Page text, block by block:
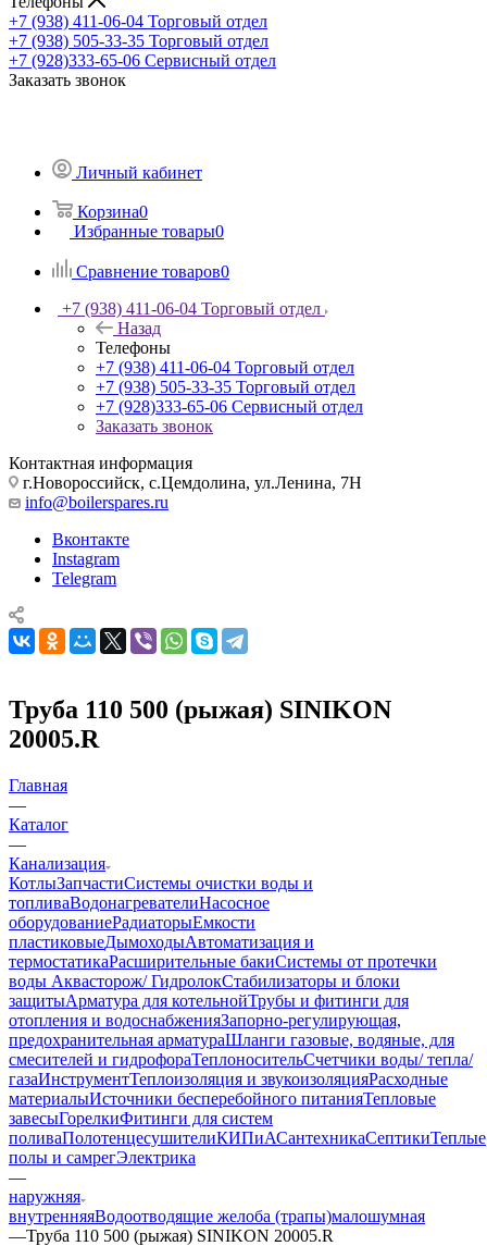
+7 (938) 411-06-04 Торговый отдел
+7 (938) 505-33-35 Торговый отдел
+7 (928)333-65-06 Сервисный отдел
Заказать звонок
Личный кабинет
Корзина0
Избранные товары0
Сравнение товаров0
+7 (938) 411-06-04 Торговый отдел
Назад
Телефоны
+7 (938) 411-06-04 Торговый отдел
+7 (938) 505-33-35 Торговый отдел
+7 (928)333-65-06 Сервисный отдел
Заказать звонок
Контактная информация
г.Новороссийск, с.Цемдолина, ул.Ленина, 7Н
info@boilerspares.ru
Вконтакте
Instagram
Telegram
Труба 110 500 (рыжая) SINIKON
20005.R
Главная
—
Каталог
—
Канализация
КотлыЗапчастиСистемы очистки воды и
топливаВодонагревателиНасосное
оборудованиеРадиаторыЕмкости
пластиковыеДымоходыАвтоматизация и
термостатикаРасширительные бакиСистемы от протечки
воды Аквасторож/ ГидролокСтабилизаторы и блоки
защитыАрматура для котельнойТрубы и фитинги для
отопления и водоснабженияЗапорно-регулирующая,
предохранительная арматураШланги газовые, водяные, для
смесителей и гидрофораТеплоносительСчетчики воды/ тепла/
газаИнструментТеплоизоляция и звукоизоляцияРасходные
материалыИсточники бесперебойного питанияТепловые
завесыГорелкиФитинги для систем
поливаПолотенцесушителиКИПиАСантехникаСептикиТеплые
полы и самрегЭлектрика
—
наружняя
внутренняяВодоотводящие желоба (трапы)малошумная
—Труба 110 500 (рыжая) SINIKON 20005.R